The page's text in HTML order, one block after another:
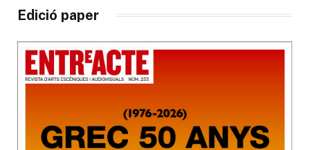
Edició paper